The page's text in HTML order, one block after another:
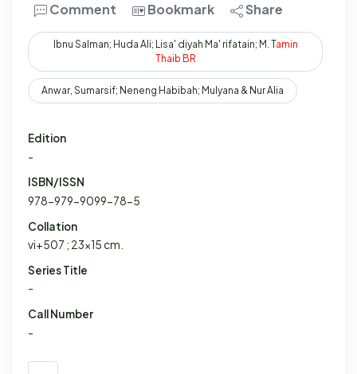
Comment Bookmark Share
Ibnu Salman; Huda Ali; Lisa' diyah Ma' rifatain; M. Tamin
Thaib BR
Anwar, Sumarsif; Neneng Habibah; Mulyana & Nur Alia
Edition
-
ISBN/ISSN
978-979-9099-78-5
Collation
vi+507 ; 23x15 cm.
Series Title
-
Call Number
-